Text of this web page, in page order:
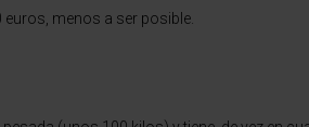
menos a ser posible.